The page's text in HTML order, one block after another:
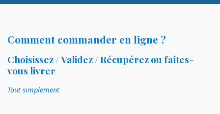
Comment commander en ligne ?
Choisissez / Validez / Récupérez ou faîtes-
vous livrer
Tout simplement